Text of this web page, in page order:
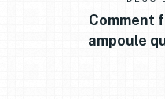
Comment
ampoule